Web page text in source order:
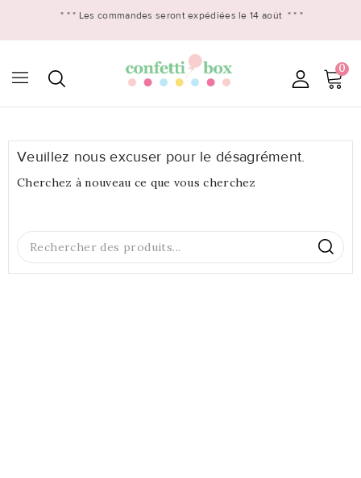
* * * Les commandes seront expédiées le 14 août * * *
0
Veuillez nous excuser pour le désagrément.
Cherchez à nouveau ce que vous cherchez